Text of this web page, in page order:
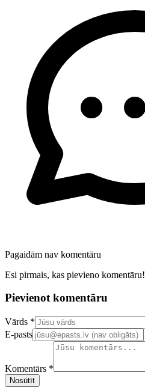
Pagaidām nav komentāru
Esi pirmais, kas pievieno komentāru!
Pievienot komentāru
Confirm your email address
Vārds *
E-pasts
Komentārs *
Nosūtīt